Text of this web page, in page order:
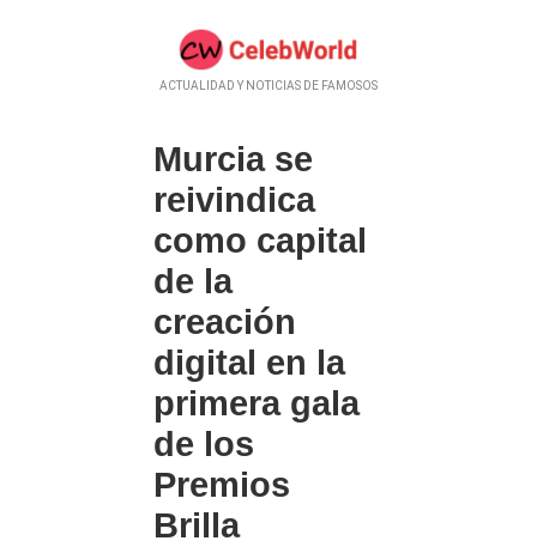
ACTUALIDAD Y NOTICIAS DE FAMOSOS
Murcia se
reivindica
como capital
de la
creación
digital en la
primera gala
de los
Premios
Brilla